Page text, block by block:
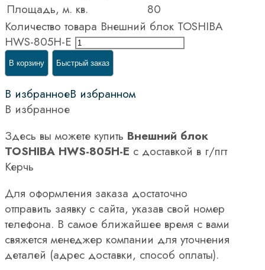
Площадь, м. кв.
80
Количество товара Внешний блок TOSHIBA
HWS-805H-E
В корзину Быстрый заказ
В избранноеВ избранном
В избранное
Здесь вы можете купить Внешний блок
TOSHIBA HWS-805H-E с доставкой в г/пгт
Керчь
Для оформления заказа достаточно
отправить заявку с сайта, указав свой номер
телефона. В самое ближайшее время с вами
свяжется менеджер компании для уточнения
деталей (адрес доставки, способ оплаты).